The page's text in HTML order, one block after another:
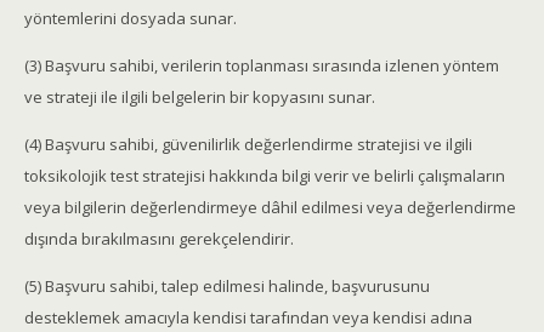
yöntemlerini dosyada sunar.
(3) Başvuru sahibi, verilerin toplanması sırasında izlenen yöntem
ve strateji ile ilgili belgelerin bir kopyasını sunar.
(4) Başvuru sahibi, güvenilirlik değerlendirme stratejisi ve ilgili
toksikolojik test stratejisi hakkında bilgi verir ve belirli çalışmaların
veya bilgilerin değerlendirmeye dâhil edilmesi veya değerlendirme
dışında bırakılmasını gerekçelendirir.
(5) Başvuru sahibi, talep edilmesi halinde, başvurusunu
desteklemek amacıyla kendisi tarafından veya kendisi adına